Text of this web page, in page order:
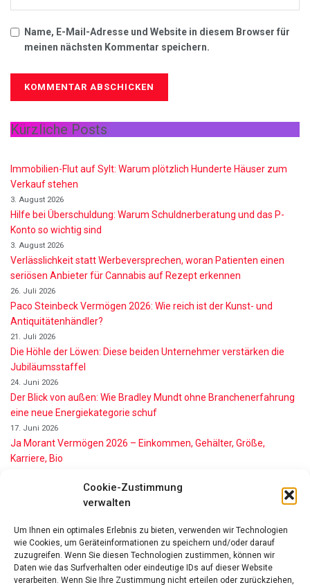
Cookie-Zustimmung
verwalten
Um Ihnen ein optimales Erlebnis zu bieten, verwenden wir Technologien
wie Cookies, um Geräteinformationen zu speichern und/oder darauf
zuzugreifen. Wenn Sie diesen Technologien zustimmen, können wir
Daten wie das Surfverhalten oder eindeutige IDs auf dieser Website
verarbeiten. Wenn Sie Ihre Zustimmung nicht erteilen oder zurückziehen,
Name, E-Mail-Adresse und Website in diesem Browser für
meinen nächsten Kommentar speichern.
Kürzliche Posts
Immobilien-Flut auf Sylt: Warum plötzlich Hunderte Häuser zum
Verkauf stehen
3. August 2026
Hilfe bei Überschuldung: Warum Schuldnerberatung und das P-
Konto so wichtig sind
3. August 2026
Verlässlichkeit statt Werbeversprechen, woran Patienten einen
seriösen Anbieter für Cannabis auf Rezept erkennen
26. Juli 2026
Paco Steinbeck Vermögen 2026: Wie reich ist der Kunst- und
Antiquitätenhändler?
21. Juli 2026
Die Höhle der Löwen: Diese beiden Unternehmer verstärken die
Jubiläumsstaffel
24. Juni 2026
Der Blick von außen: Wie Bradley Mundt ohne Branchenerfahrung
eine neue Energiekategorie schuf
17. Juni 2026
Ja Morant Vermögen 2026 – Einkommen, Gehälter, Größe,
Karriere, Bio
Alice Walton Vermögen 2026: So reich ist die Walmart-Erbin
wirklich
11. Juni 2026
Nino de Angelo Vermögen 2026 Wie Reich Ist Er?
9. Juni 2026